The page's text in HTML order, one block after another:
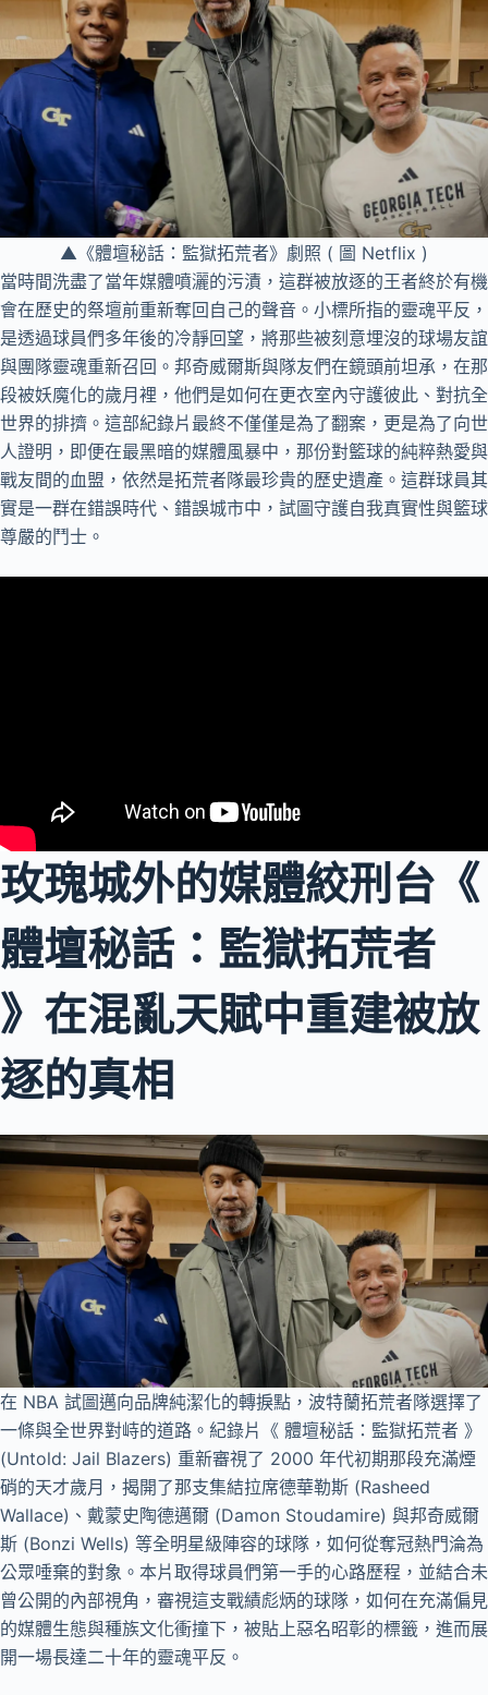
▲《體壇秘話：監獄拓荒者》劇照 ( 圖 Netflix )
當時間洗盡了當年媒體噴灑的污漬，這群被放逐的王者終於有機
會在歷史的祭壇前重新奪回自己的聲音。小標所指的靈魂平反，
是透過球員們多年後的冷靜回望，將那些被刻意埋沒的球場友誼
與團隊靈魂重新召回。邦奇威爾斯與隊友們在鏡頭前坦承，在那
段被妖魔化的歲月裡，他們是如何在更衣室內守護彼此、對抗全
世界的排擠。這部紀錄片最終不僅僅是為了翻案，更是為了向世
人證明，即便在最黑暗的媒體風暴中，那份對籃球的純粹熱愛與
戰友間的血盟，依然是拓荒者隊最珍貴的歷史遺產。這群球員其
實是一群在錯誤時代、錯誤城市中，試圖守護自我真實性與籃球
尊嚴的鬥士。
玫瑰城外的媒體絞刑台《
體壇秘話：監獄拓荒者
》在混亂天賦中重建被放
逐的真相
在 NBA 試圖邁向品牌純潔化的轉捩點，波特蘭拓荒者隊選擇了
一條與全世界對峙的道路。紀錄片《 體壇秘話：監獄拓荒者 》
(Untold: Jail Blazers) 重新審視了 2000 年代初期那段充滿煙
硝的天才歲月，揭開了那支集結拉席德華勒斯 (Rasheed
Wallace)、戴蒙史陶德邁爾 (Damon Stoudamire) 與邦奇威爾
斯 (Bonzi Wells) 等全明星級陣容的球隊，如何從奪冠熱門淪為
公眾唾棄的對象。本片取得球員們第一手的心路歷程，並結合未
曾公開的內部視角，審視這支戰績彪炳的球隊，如何在充滿偏見
的媒體生態與種族文化衝撞下，被貼上惡名昭彰的標籤，進而展
開一場長達二十年的靈魂平反。